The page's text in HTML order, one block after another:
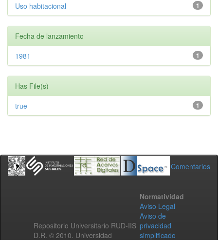
1
Uso habitacional
Fecha de lanzamiento
1
1981
Has File(s)
1
true
Comentarios
Repositorio Universitario RUD-IIS
D.R. © 2010. Universidad
Normatividad
Aviso Legal
Aviso de
privacidad
simplificado